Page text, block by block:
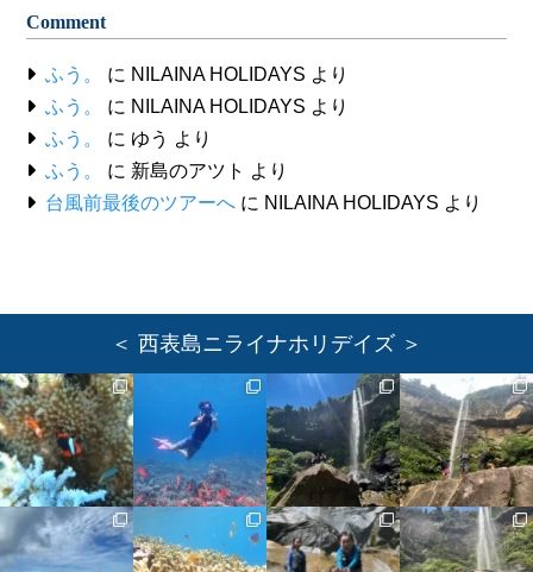
Comment
ふう。 に NILAINA HOLIDAYS より
ふう。
に NILAINA HOLIDAYS より
ふう。
に ゆう より
ふう。
に 新島のアツト より
台風前最後のツアーへ に NILAINA HOLIDAYS より
＜ 西表島ニライナホリデイズ ＞